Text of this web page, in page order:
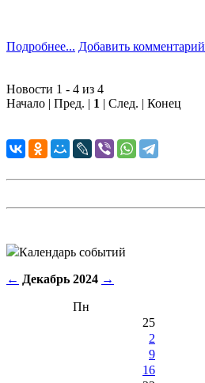
Подробнее... Добавить комментарий
Новости 1 - 4 из 4
Начало | Пред. | 1 | След. | Конец
Календарь событий
← Декабрь 2024 →
Пн
25
2
9
16